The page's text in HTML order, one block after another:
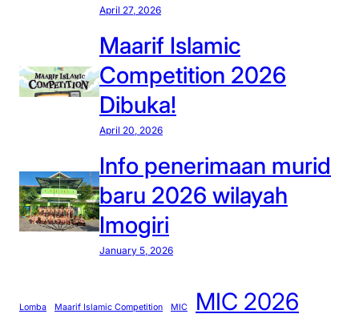
April 27, 2026
Maarif Islamic
Competition 2026
Dibuka!
April 20, 2026
Info penerimaan murid
baru 2026 wilayah
Imogiri
January 5, 2026
Lomba Maarif Islamic Competition MIC MIC 2026